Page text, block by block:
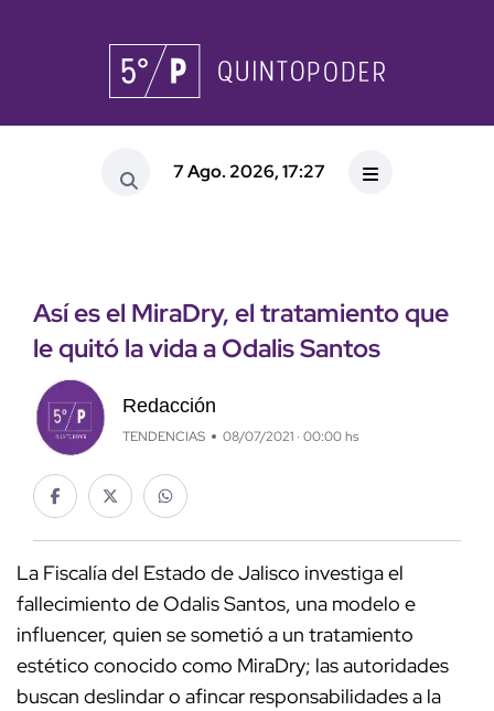
7 Ago. 2026, 17:27
Así es el MiraDry, el tratamiento que
le quitó la vida a Odalis Santos
Redacción
TENDENCIAS 08/07/2021 · 00:00 hs
La Fiscalía del Estado de Jalisco investiga el
fallecimiento de Odalis Santos, una modelo e
influencer, quien se sometió a un tratamiento
estético conocido como MiraDry; las autoridades
buscan deslindar o afincar responsabilidades a la